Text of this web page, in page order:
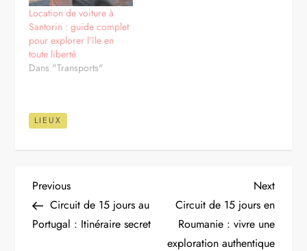
Location de voiture à
Santorin : guide complet
pour explorer l’île en
toute liberté
Dans "Transports"
LIEUX
N
a
Previous
Post
Previous
Circuit de 15 jours au
Portugal : Itinéraire secret
Next
Post
Next
Circuit de 15 jours en
Roumanie : vivre une
exploration authentique